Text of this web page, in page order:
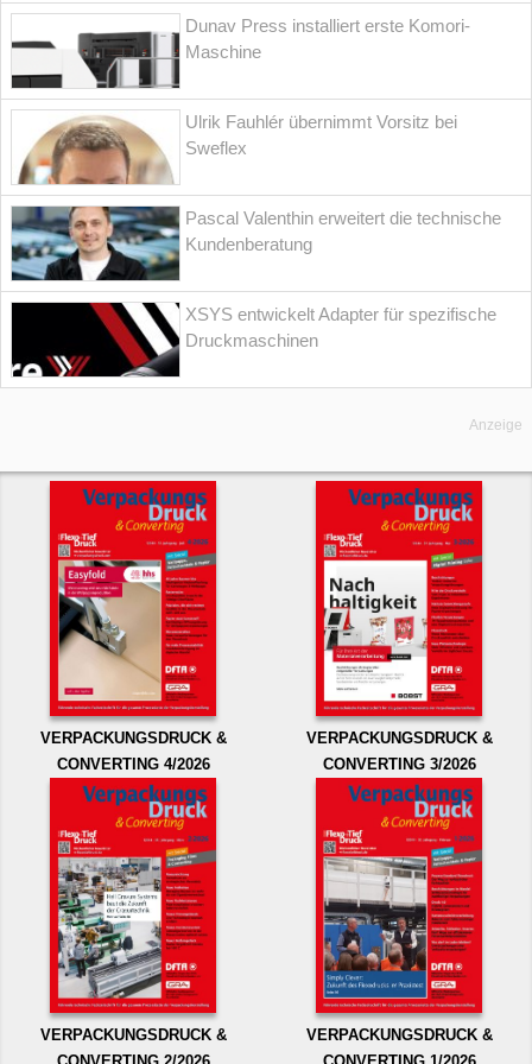
Dunav Press installiert erste Komori-
Maschine
Ulrik Fauhlér übernimmt Vorsitz bei
Sweflex
Pascal Valenthin erweitert die technische
Kundenberatung
XSYS entwickelt Adapter für spezifische
Druckmaschinen
Anzeige
VERPACKUNGSDRUCK &
CONVERTING 4/2026
VERPACKUNGSDRUCK &
CONVERTING 3/2026
VERPACKUNGSDRUCK &
VERPACKUNGSDRUCK &